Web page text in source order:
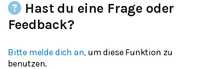
Hast du eine Frage oder
Feedback?
Bitte melde dich an, um diese Funktion zu
benutzen.